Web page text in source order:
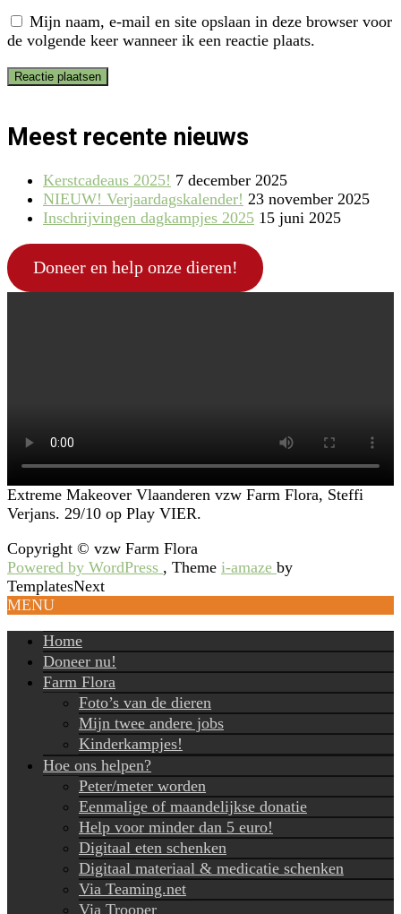
Mijn naam, e-mail en site opslaan in deze browser voor
de volgende keer wanneer ik een reactie plaats.
Meest recente nieuws
Kerstcadeaus 2025! 7 december 2025
NIEUW! Verjaardagskalender! 23 november 2025
Inschrijvingen dagkampjes 2025 15 juni 2025
Doneer en help onze dieren!
Extreme Makeover Vlaanderen vzw Farm Flora, Steffi
Verjans. 29/10 op Play VIER.
Copyright © vzw Farm Flora
Powered by WordPress , Theme i-amaze by
TemplatesNext
MENU
Home
Doneer nu!
Farm Flora
Foto’s van de dieren
Mijn twee andere jobs
Kinderkampjes!
Hoe ons helpen?
Peter/meter worden
Eenmalige of maandelijkse donatie
Help voor minder dan 5 euro!
Digitaal eten schenken
Digitaal materiaal & medicatie schenken
Via Teaming.net
Via Trooper